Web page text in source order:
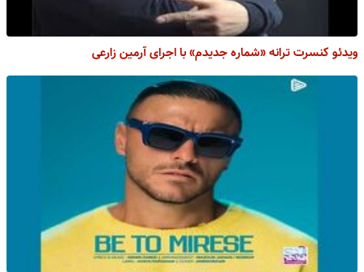
ویدئو کنسرت ترانه «شماره جدیدم» با اجرای آرمین زارعی